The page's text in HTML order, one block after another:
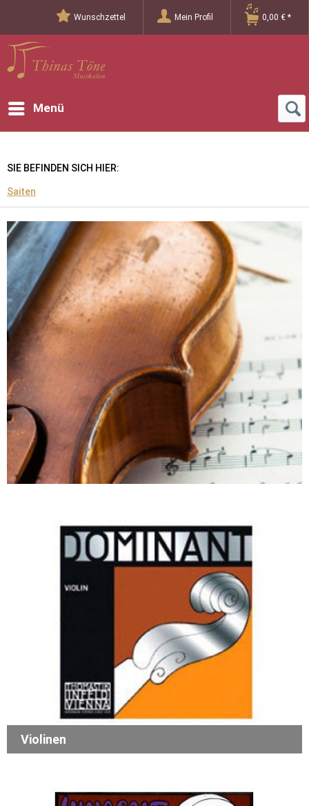
Wunschzettel Mein Profil 0,00 € *
Menü
SIE BEFINDEN SICH HIER:
Saiten
Violinen